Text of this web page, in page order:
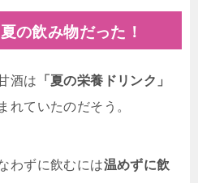
の飲み物だった！
酒は 「夏の栄養ドリンク」
れていたのだそう。
わずに飲むには温めずに飲